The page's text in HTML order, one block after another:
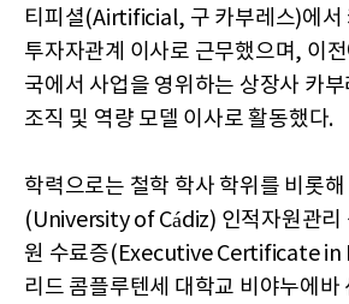
티피셜(Airtificial, 구 카부레스)에서
투자자관계 이사로 근무했으며, 이전
국에서 사업을 영위하는 상장사 카
조직 및 역량 모델 이사로 활동했다.
학력으로는 철학 학사 학위를 비롯
(University of Cádiz) 인적자원관리
원 수료증(Executive Certificate
리드 콤플루텐세 대학교 비야누에